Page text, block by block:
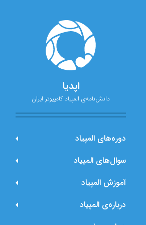
اپدیا
دانش‌نامه‌ی المپیاد کامپیوتر ایران
دوره‌های المپیاد
سوال‌های المپیاد
آموزش المپیاد
درباره‌ی المپیاد